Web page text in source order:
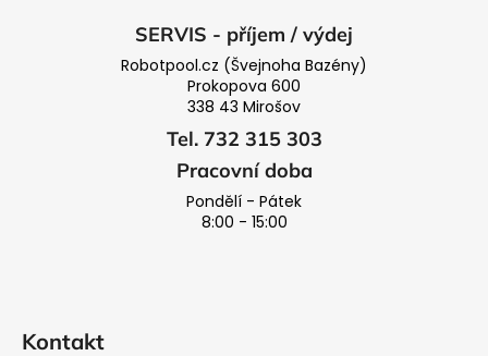
SERVIS - příjem / výdej
Robotpool.cz (Švejnoha Bazény)
Prokopova 600
338 43 Mirošov
Tel. 732 315 303
Pracovní doba
Pondělí - Pátek
8:00 - 15:00
Kontakt